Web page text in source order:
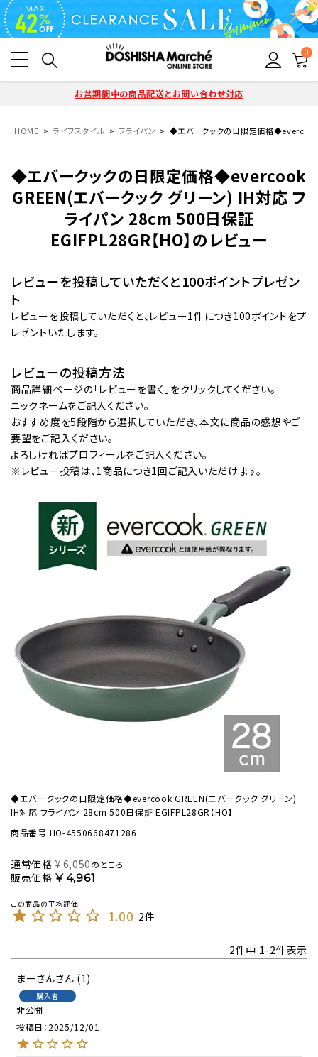
0
お盆期間中の商品配送とお問い合わせ対応
HOME ライフスタイル フライパン ◆エバークックの日限定価格◆evercook
◆エバークックの日限定価格◆evercook
GREEN(エバークック グリーン) IH対応 フ
ライパン 28cm 500日保証
EGIFPL28GR【HO】のレビュー
レビューを投稿していただくと100ポイントプレゼン
ト
レビューを投稿していただくと、レビュー1件につき100ポイントをプ
レゼントいたします。
レビューの投稿方法
商品詳細ページの「レビューを書く」をクリックしてください。
ニックネームをご記入ください。
おすすめ度を5段階から選択していただき、本文に商品の感想やご
要望をご記入ください。
よろしければプロフィールをご記入ください。
※レビュー投稿は、1商品につき1回ご記入いただけます。
◆エバークックの日限定価格◆evercook GREEN(エバークック グリーン)
IH対応 フライパン 28cm 500日保証 EGIFPL28GR【HO】
商品番号 HO-4550668471286
通常価格 ¥6,050のところ
販売価格 ¥4,961
1.00 2
2件中 1-2件表示
まーさん
1
購入者
非公開
投稿日 2025/12/01